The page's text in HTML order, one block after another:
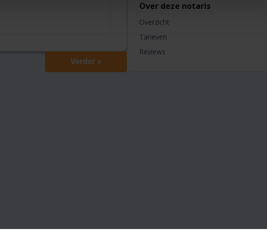
Over deze notaris
Overzicht
Tarieven
Reviews
Verder »